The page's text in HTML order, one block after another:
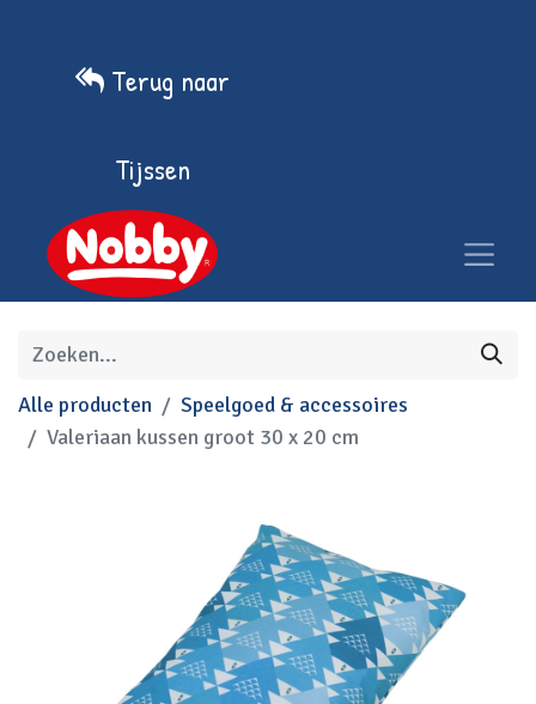
Terug naar
Tijssen
Alle producten
Speelgoed & accessoires
Valeriaan kussen groot 30 x 20 cm